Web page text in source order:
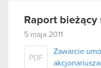
Raport bieżący
5 maja 2011
PDF
Zawarcie